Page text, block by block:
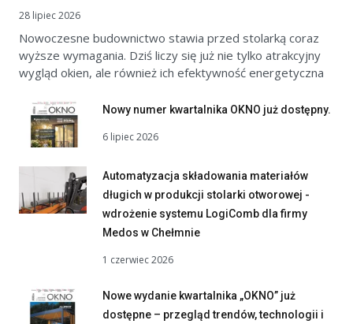
28 lipiec 2026
Nowoczesne budownictwo stawia przed stolarką coraz
wyższe wymagania. Dziś liczy się już nie tylko atrakcyjny
wygląd okien, ale również ich efektywność energetyczna
Nowy numer kwartalnika OKNO już dostępny.
6 lipiec 2026
Automatyzacja składowania materiałów
długich w produkcji stolarki otworowej -
wdrożenie systemu LogiComb dla firmy
Medos w Chełmnie
1 czerwiec 2026
Nowe wydanie kwartalnika „OKNO” już
dostępne – przegląd trendów, technologii i